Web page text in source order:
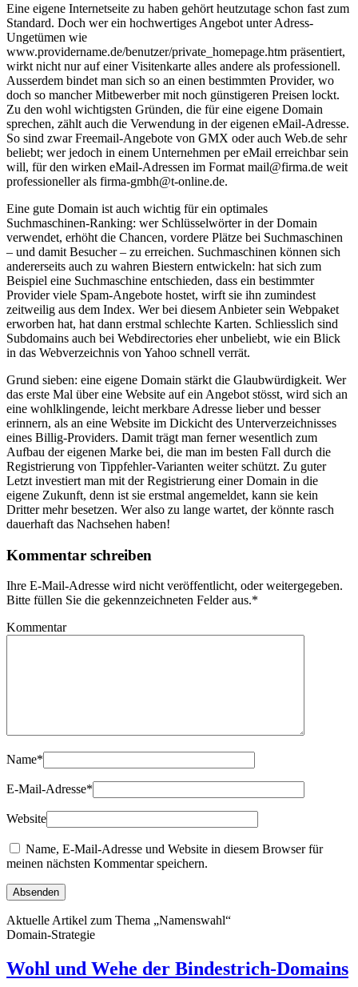
Eine eigene Internetseite zu haben gehört heutzutage schon fast zum
Standard. Doch wer ein hochwertiges Angebot unter Adress-
Ungetümen wie
www.providername.de/benutzer/private_homepage.htm präsentiert,
wirkt nicht nur auf einer Visitenkarte alles andere als professionell.
Ausserdem bindet man sich so an einen bestimmten Provider, wo
doch so mancher Mitbewerber mit noch günstigeren Preisen lockt.
Zu den wohl wichtigsten Gründen, die für eine eigene Domain
sprechen, zählt auch die Verwendung in der eigenen eMail-Adresse.
So sind zwar Freemail-Angebote von GMX oder auch Web.de sehr
beliebt; wer jedoch in einem Unternehmen per eMail erreichbar sein
will, für den wirken eMail-Adressen im Format mail@firma.de weit
professioneller als firma-gmbh@t-online.de.
Eine gute Domain ist auch wichtig für ein optimales
Suchmaschinen-Ranking: wer Schlüsselwörter in der Domain
verwendet, erhöht die Chancen, vordere Plätze bei Suchmaschinen
– und damit Besucher – zu erreichen. Suchmaschinen können sich
andererseits auch zu wahren Biestern entwickeln: hat sich zum
Beispiel eine Suchmaschine entschieden, dass ein bestimmter
Provider viele Spam-Angebote hostet, wirft sie ihn zumindest
zeitweilig aus dem Index. Wer bei diesem Anbieter sein Webpaket
erworben hat, hat dann erstmal schlechte Karten. Schliesslich sind
Subdomains auch bei Webdirectories eher unbeliebt, wie ein Blick
in das Webverzeichnis von Yahoo schnell verrät.
Grund sieben: eine eigene Domain stärkt die Glaubwürdigkeit. Wer
das erste Mal über eine Website auf ein Angebot stösst, wird sich an
eine wohlklingende, leicht merkbare Adresse lieber und besser
erinnern, als an eine Website im Dickicht des Unterverzeichnisses
eines Billig-Providers. Damit trägt man ferner wesentlich zum
Aufbau der eigenen Marke bei, die man im besten Fall durch die
Registrierung von Tippfehler-Varianten weiter schützt. Zu guter
Letzt investiert man mit der Registrierung einer Domain in die
eigene Zukunft, denn ist sie erstmal angemeldet, kann sie kein
Dritter mehr besetzen. Wer also zu lange wartet, der könnte rasch
dauerhaft das Nachsehen haben!
Kommentar schreiben
Ihre E-Mail-Adresse wird nicht veröffentlicht, oder weitergegeben.
Bitte füllen Sie die gekennzeichneten Felder aus.*
Kommentar
Name*
E-Mail-Adresse*
Website
Name, E-Mail-Adresse und Website in diesem Browser für
meinen nächsten Kommentar speichern.
Aktuelle Artikel zum Thema „Namenswahl“
Domain-Strategie
Wohl und Wehe der Bindestrich-Domains